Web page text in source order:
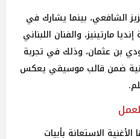
الشافعي، بينما يشارك في
مارتينيز، والفنان اللبناني
بن عثمان، وذلك في تجربة
ضمن قالب موسيقي يعكس
الاستعانة بأبيات